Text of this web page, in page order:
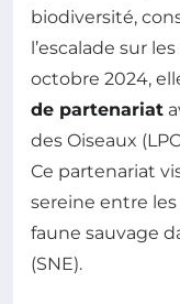
biodiversité,
l’escalade sur
octobre 2024,
de partenariat
des Oiseaux
Ce partenariat
sereine entre
faune sauvage
(SNE).